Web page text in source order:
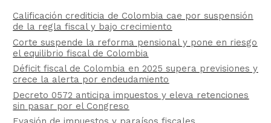
Calificación crediticia de Colombia cae por suspensión
de la regla fiscal y bajo crecimiento
Corte suspende la reforma pensional y pone en riesgo
el equilibrio fiscal de Colombia
Déficit fiscal de Colombia en 2025 supera previsiones y
crece la alerta por endeudamiento
Decreto 0572 anticipa impuestos y eleva retenciones
sin pasar por el Congreso